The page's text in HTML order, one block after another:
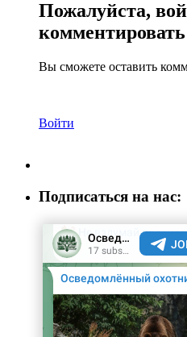
Пожалуйста,
комментировать
Вы сможете оставить
Войти
Подписаться на нас: